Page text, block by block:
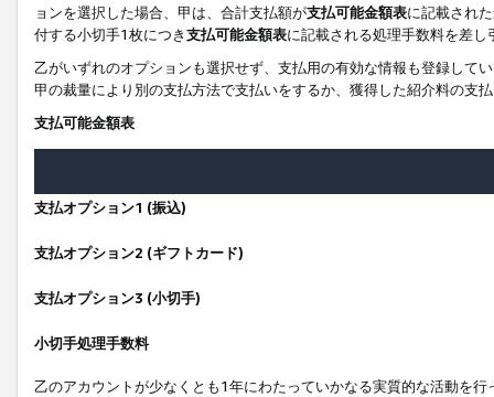
ョンを選択した場合、甲は、合計支払額が支払可能金額表に記載され
付する小切手1枚につき支払可能金額表に記載される処理手数料を差し
乙がいずれのオプションも選択せず、支払用の有効な情報も登録して
甲の裁量により別の支払方法で支払いをするか、獲得した紹介料の支
支払可能金額表
支払オプション1 (振込)
支払オプション2 (ギフトカード)
支払オプション3 (小切手)
小切手処理手数料
乙のアカウントが少なくとも1年にわたっていかなる実質的な活動を